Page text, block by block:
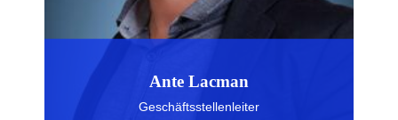
Ante Lacman
Geschäftsstellenleiter